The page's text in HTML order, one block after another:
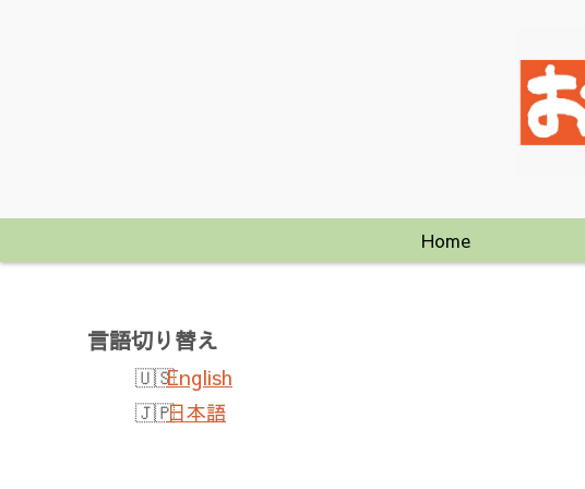
Home
言語切り替え
English
日本語